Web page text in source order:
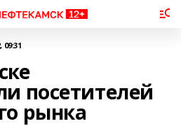
посетителей
рынка